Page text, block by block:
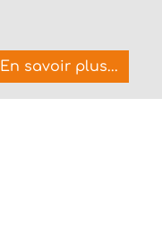
En savoir plus...